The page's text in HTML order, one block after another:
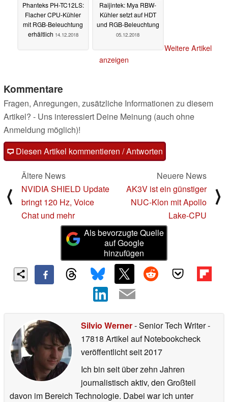
Phanteks PH-TC12LS:
Flacher CPU-Kühler
mit RGB-Beleuchtung
erhältlich 14.12.2018
Raijintek: Mya RBW-
Kühler setzt auf HDT
und RGB-Beleuchtung
05.12.2018
Weitere Artikel
anzeigen
Kommentare
Fragen, Anregungen, zusätzliche Informationen zu diesem
Artikel? - Uns interessiert Deine Meinung (auch ohne
Anmeldung möglich)!
Diesen Artikel kommentieren / Antworten
⟨
Ältere News
NVIDIA SHIELD Update
bringt 120 Hz, Voice
Chat und mehr
Neuere News
AK3V ist ein günstiger
NUC-Klon mit Apollo
Lake-CPU
⟩
Als bevorzugte Quelle
auf Google
hinzufügen
Silvio Werner- Senior Tech Writer-
17818 Artikel auf Notebookcheck
veröffentlichtseit 2017
Ich bin seit über zehn Jahren
journalistisch aktiv, den Großteil
davon im Bereich Technologie. Dabei war ich unter